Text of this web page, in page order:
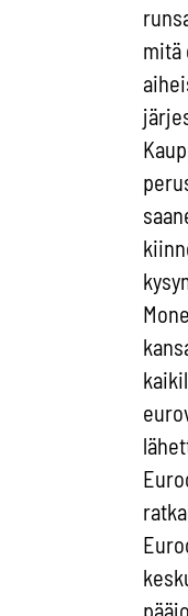
mitä